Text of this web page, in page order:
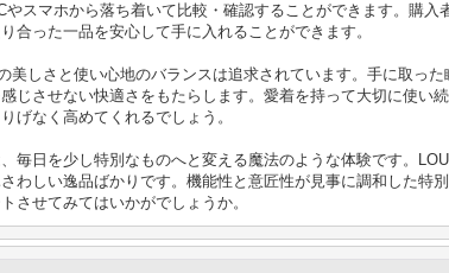
スマホから落ち着いて比較・確認することができます。購入
合った一品を安心して手に入れることができます。
しさと使い心地のバランスは追求されています。手に取っ
じさせない快適さをもたらします。愛着を持って大切に使い
げなく高めてくれるでしょう。
毎日を少し特別なものへと変える魔法のような体験です。
わしい逸品ばかりです。機能性と意匠性が見事に調和した特
させてみてはいかがでしょうか。